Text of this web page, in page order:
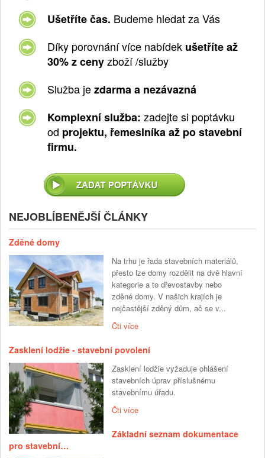
Ušetříte čas. Budeme hledat za Vás
Díky porovnání více nabídek ušetříte až
30% z cenyzboží /služby
Služba jezdarma a nezávazná
Komplexní služba: zadejte si poptávku
od projektu, řemeslníka až po stavební
firmu.
NEJOBLÍBENĚJŠÍ ČLÁNKY
Zděné domy
Na trhu je řada stavebních materiálů,
přesto lze domy rozdělit na dvě hlavní
kategorie a to dřevostavby nebo
zděné domy. V našich krajích je
nejčastější zděný dům, ač se v...
Čti více
Zasklení lodžie - stavební povolení
Zasklení lodžie vyžaduje ohlášení
stavebních úprav příslušnému
stavebnímu úřadu.
Čti více
Základní seznam dokumentace
pro stavební…